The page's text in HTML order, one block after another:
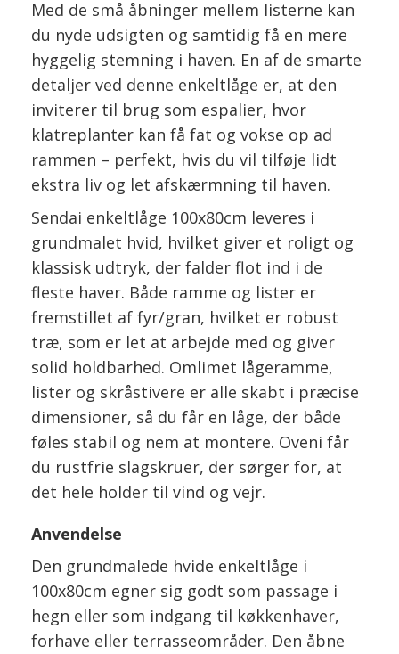
Med de små åbninger mellem listerne kan
du nyde udsigten og samtidig få en mere
hyggelig stemning i haven. En af de smarte
detaljer ved denne enkeltlåge er, at den
inviterer til brug som espalier, hvor
klatreplanter kan få fat og vokse op ad
rammen – perfekt, hvis du vil tilføje lidt
ekstra liv og let afskærmning til haven.
Sendai enkeltlåge 100x80cm leveres i
grundmalet hvid, hvilket giver et roligt og
klassisk udtryk, der falder flot ind i de
fleste haver. Både ramme og lister er
fremstillet af fyr/gran, hvilket er robust
træ, som er let at arbejde med og giver
solid holdbarhed. Omlimet lågeramme,
lister og skråstivere er alle skabt i præcise
dimensioner, så du får en låge, der både
føles stabil og nem at montere. Oveni får
du rustfrie slagskruer, der sørger for, at
det hele holder til vind og vejr.
Anvendelse
Den grundmalede hvide enkeltlåge i
100x80cm egner sig godt som passage i
hegn eller som indgang til køkkenhaver,
forhave eller terrasseområder. Den åbne